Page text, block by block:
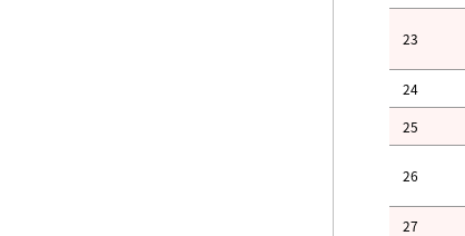
23
24
25
26
27